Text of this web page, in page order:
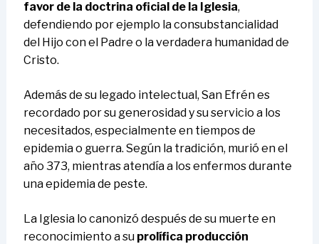
favor de la doctrina oficial de la Iglesia,
defendiendo por ejemplo la consubstancialidad
del Hijo con el Padre o la verdadera humanidad de
Cristo.
Además de su legado intelectual, San Efrén es
recordado por su generosidad y su servicio a los
necesitados, especialmente en tiempos de
epidemia o guerra. Según la tradición, murió en el
año 373, mientras atendía a los enfermos durante
una epidemia de peste.
La Iglesia lo canonizó después de su muerte en
reconocimiento a su prolífica producción